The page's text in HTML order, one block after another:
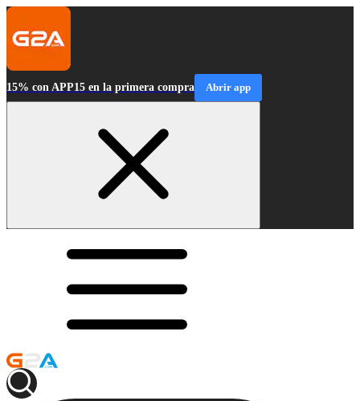
15% con APP15 en la primera compra Abrir app